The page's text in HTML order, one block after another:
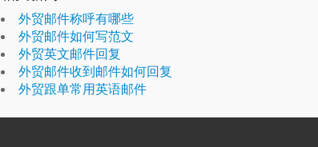
外贸邮件称呼有哪些
外贸邮件如何写范文
外贸英文邮件回复
外贸邮件收到邮件如何回复
外贸跟单常用英语邮件